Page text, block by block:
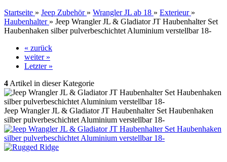
Startseite » Jeep Zubehör » Wrangler JL ab 18 » Exterieur »
Haubenhalter » Jeep Wrangler JL & Gladiator JT Haubenhalter Set
Haubenhaken silber pulverbeschichtet Aluminium verstellbar 18-
« zurück
weiter »
Letzter »
4 Artikel in dieser Kategorie
Jeep Wrangler JL & Gladiator JT Haubenhalter Set Haubenhaken
silber pulverbeschichtet Aluminium verstellbar 18-